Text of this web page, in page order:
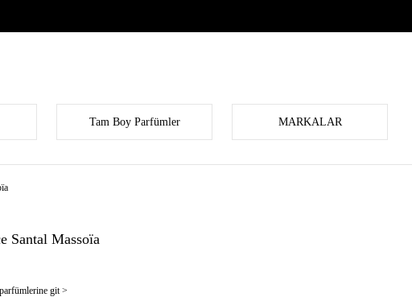
Tam Boy Parfümler MARKALAR
Santal Massoïa
git >